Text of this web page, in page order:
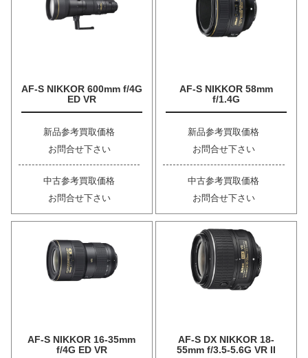
AF-S NIKKOR 600mm f/4G
ED VR
新品参考買取価格
お問合せ下さい
中古参考買取価格
お問合せ下さい
AF-S NIKKOR 58mm
f/1.4G
新品参考買取価格
お問合せ下さい
中古参考買取価格
お問合せ下さい
AF-S NIKKOR 16-35mm
f/4G ED VR
AF-S DX NIKKOR 18-
55mm f/3.5-5.6G VR II